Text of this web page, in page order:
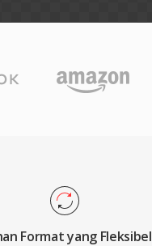
Format yang Fleksibel